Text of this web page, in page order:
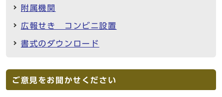
附属機関
広報せき コンビニ設置
書式のダウンロード
ご意見をお聞かせください